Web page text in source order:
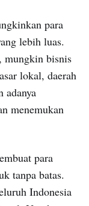
para
lebih luas.
mungkin bisnis
lokal, daerah
adanya
menemukan
para
tanpa batas.
Indonesia